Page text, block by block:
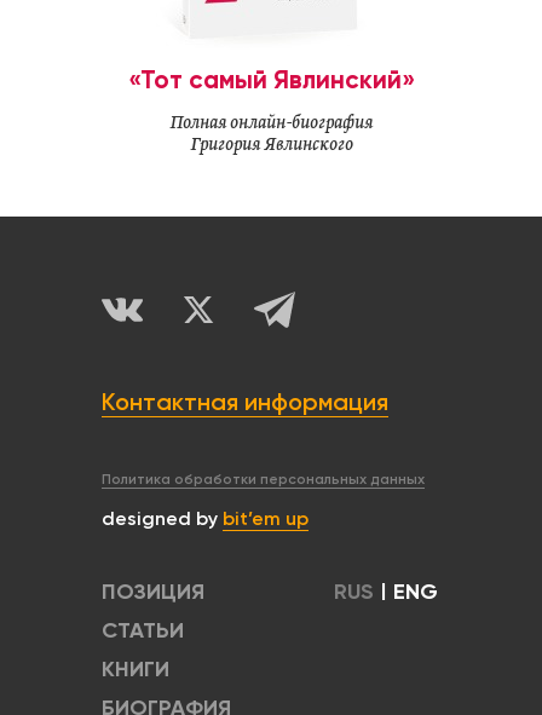
«Тот самый Явлинский»
Полная онлайн-биография
Григория Явлинского
Контактная информация
Политика обработки персональных данных
designed by bit’em up
ПОЗИЦИЯ
СТАТЬИ
КНИГИ
БИОГРАФИЯ
RUS | ENG